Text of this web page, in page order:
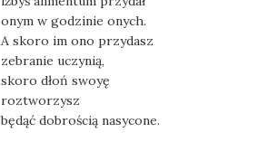
onym w godzinie onych.
A skoro im ono przydasz
zebranie uczynią,
skoro dłoń swoyę
roztworzysz
będąć dobrością nasycone.